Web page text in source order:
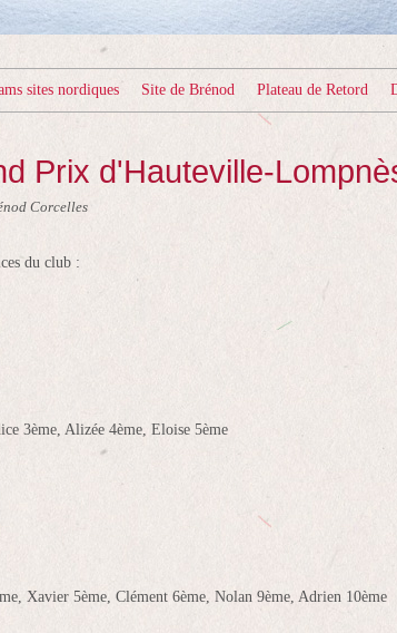
sites nordiques Site de Brénod Plateau de Retord
Prix d'Hauteville-
Corcelles
du club :
3ème, Alizée 4ème, Eloise 5ème
Xavier 5ème, Clément 6ème, Nolan 9ème, Adrien 10ème